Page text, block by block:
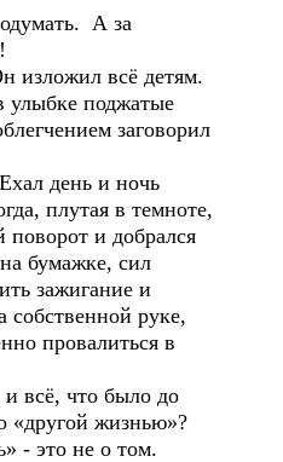
А за
изложил всё детям.
улыбке поджатые
заговорил
день и ночь
плутая в темноте,
и добрался
бумажке, сил
зажигание и
собственной руке,
провалиться в
всё, что было до
«другой жизнью»?
- это не о том.